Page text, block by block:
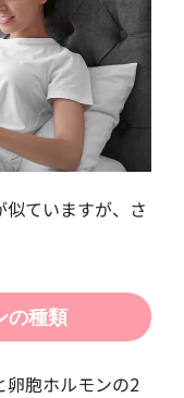
ていますが、さ
の種類
卵胞ホルモンの2